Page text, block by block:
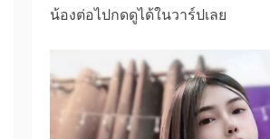
น้องต่อไปกดดูได้ในวาร์ปเลย